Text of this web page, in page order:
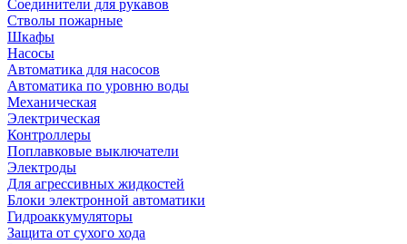
Соединители для рукавов
Стволы пожарные
Шкафы
Насосы
Автоматика для насосов
Автоматика по уровню воды
Механическая
Электрическая
Контроллеры
Поплавковые выключатели
Электроды
Для агрессивных жидкостей
Блоки электронной автоматики
Гидроаккумуляторы
Защита от сухого хода